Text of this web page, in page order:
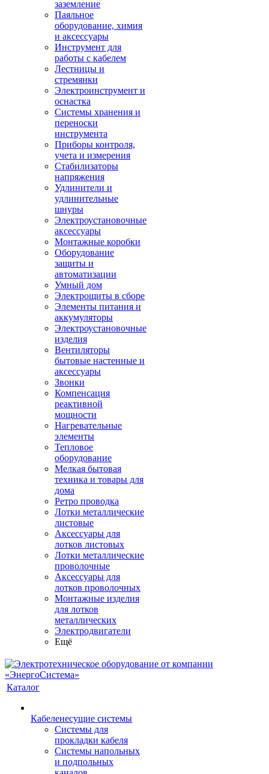
заземление
Паяльное
оборудование, химия
и аксессуары
Инструмент для
работы с кабелем
Лестницы и
стремянки
Электроинструмент и
оснастка
Системы хранения и
переноски
инструмента
Приборы контроля,
учета и измерения
Стабилизаторы
напряжения
Удлинители и
удлинительные
шнуры
Электроустановочные
аксессуары
Монтажные коробки
Оборудование
защиты и
автоматизации
Умный дом
Электрощиты в сборе
Элементы питания и
аккумуляторы
Электроустановочные
изделия
Вентиляторы
бытовые настенные и
аксессуары
Звонки
Компенсация
реактивной
мощности
Нагревательные
элементы
Тепловое
оборудование
Мелкая бытовая
техника и товары для
дома
Ретро проводка
Лотки металлические
листовые
Аксессуары для
лотков листовых
Лотки металлические
проволочные
Аксессуары для
лотков проволочных
Монтажные изделия
для лотков
металлических
Электродвигатели
Ещё
Каталог
Кабеленесущие системы
Системы для
прокладки кабеля
Системы напольных
и подпольных